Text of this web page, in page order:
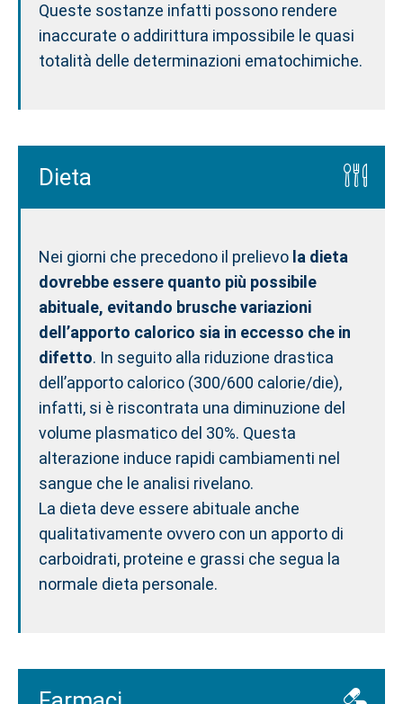
Queste sostanze infatti possono rendere
inaccurate o addirittura impossibile le quasi
totalità delle determinazioni ematochimiche.
Dieta
Nei giorni che precedono il prelievo la dieta
dovrebbe essere quanto più possibile
abituale, evitando brusche variazioni
dell’apporto calorico sia in eccesso che in
difetto. In seguito alla riduzione drastica
dell’apporto calorico (300/600 calorie/die),
infatti, si è riscontrata una diminuzione del
volume plasmatico del 30%. Questa
alterazione induce rapidi cambiamenti nel
sangue che le analisi rivelano.
La dieta deve essere abituale anche
qualitativamente ovvero con un apporto di
carboidrati, proteine e grassi che segua la
normale dieta personale.